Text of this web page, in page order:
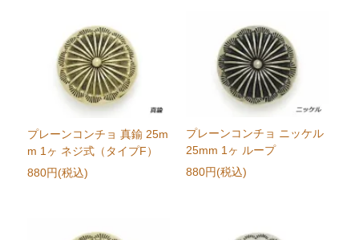
プレーンコンチョ 真鍮 25m
m 1ヶ ネジ式（タイプF）
880円(税込)
プレーンコンチョ ニッケル
25mm 1ヶ ループ
880円(税込)